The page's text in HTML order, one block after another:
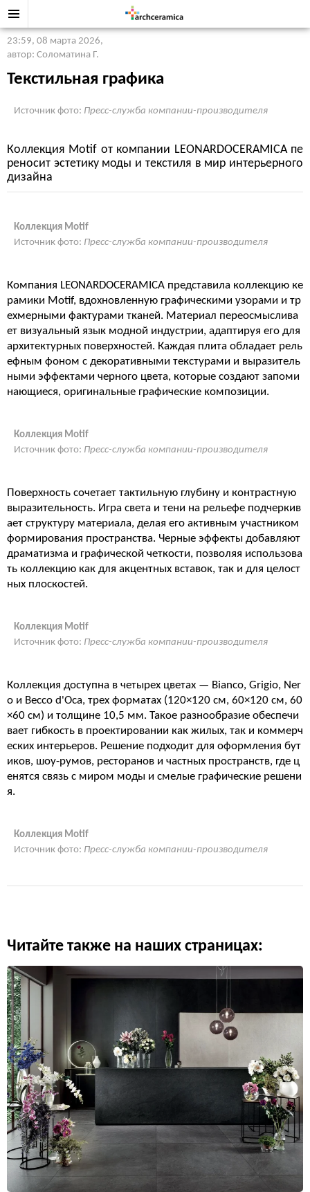
23:59, 08 марта 2026,
автор: Соломатина Г.
Текстильная графика
Источник фото: Пресс-служба компании-производителя
Коллекция Motif от компании LEONARDOCERAMICA пе
реносит эстетику моды и текстиля в мир интерьерного
дизайна
Коллекция Motif
Источник фото: Пресс-служба компании-производителя
Компания LEONARDOCERAMICA представила коллекцию ке
рамики Motif, вдохновленную графическими узорами и тр
ехмерными фактурами тканей. Материал переосмыслива
ет визуальный язык модной индустрии, адаптируя его для
архитектурных поверхностей. Каждая плита обладает рель
ефным фоном с декоративными текстурами и выразитель
ными эффектами черного цвета, которые создают запоми
нающиеся, оригинальные графические композиции.
Коллекция Motif
Источник фото: Пресс-служба компании-производителя
Поверхность сочетает тактильную глубину и контрастную
выразительность. Игра света и тени на рельефе подчеркив
ает структуру материала, делая его активным участником
формирования пространства. Черные эффекты добавляют
драматизма и графической четкости, позволяя использова
ть коллекцию как для акцентных вставок, так и для целост
ных плоскостей.
Коллекция Motif
Источник фото: Пресс-служба компании-производителя
Коллекция доступна в четырех цветах — Bianco, Grigio, Ner
o и Becco d'Oca, трех форматах (120×120 см, 60×120 см, 60
×60 см) и толщине 10,5 мм. Такое разнообразие обеспечи
вает гибкость в проектировании как жилых, так и коммерч
еских интерьеров. Решение подходит для оформления бут
иков, шоу-румов, ресторанов и частных пространств, где ц
енятся связь с миром моды и смелые графические решени
я.
Коллекция Motif
Источник фото: Пресс-служба компании-производителя
Читайте также на наших страницах: